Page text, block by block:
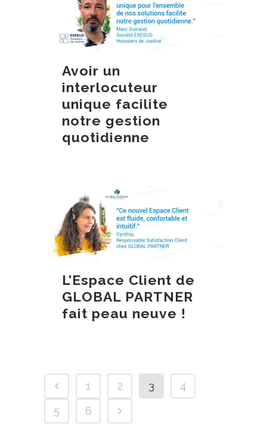
Avoir un
interlocuteur
unique facilite
notre gestion
quotidienne
L’Espace Client de
GLOBAL PARTNER
fait peau neuve !
1 2 3
4
5
6